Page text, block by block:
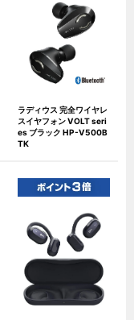
ラディウス 完全ワイヤレ
スイヤフォン VOLT seri
es ブラック HP-V500B
TK